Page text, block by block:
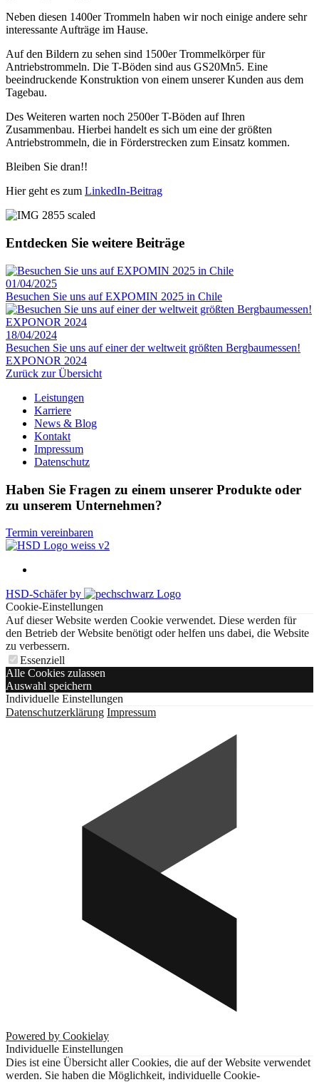
Neben diesen 1400er Trommeln haben wir noch einige andere sehr
interessante Aufträge im Hause.
Auf den Bildern zu sehen sind 1500er Trommelkörper für
Antriebstrommeln. Die T-Böden sind aus GS20Mn5. Eine
beeindruckende Konstruktion von einem unserer Kunden aus dem
Tagebau.
Des Weiteren warten noch 2500er T-Böden auf Ihren
Zusammenbau. Hierbei handelt es sich um eine der größten
Antriebstrommeln, die in Förderstrecken zum Einsatz kommen.
Bleiben Sie dran!!
Hier geht es zum LinkedIn-Beitrag
Entdecken Sie weitere Beiträge
01/04/2025
Besuchen Sie uns auf EXPOMIN 2025 in Chile
18/04/2024
Besuchen Sie uns auf einer der weltweit größten Bergbaumessen!
EXPONOR 2024
Zurück zur Übersicht
Leistungen
Karriere
News & Blog
Kontakt
Impressum
Datenschutz
Haben Sie Fragen zu einem unserer Produkte oder
zu unserem Unternehmen?
Termin vereinbaren
HSD-Schäfer by
Cookie-Einstellungen
Auf dieser Website werden Cookie verwendet. Diese werden für
den Betrieb der Website benötigt oder helfen uns dabei, die Website
zu verbessern.
Essenziell
Alle Cookies zulassen
Auswahl speichern
Individuelle Einstellungen
Datenschutzerklärung Impressum
Powered by Cookielay
Individuelle Einstellungen
Dies ist eine Übersicht aller Cookies, die auf der Website verwendet
werden. Sie haben die Möglichkeit, individuelle Cookie-